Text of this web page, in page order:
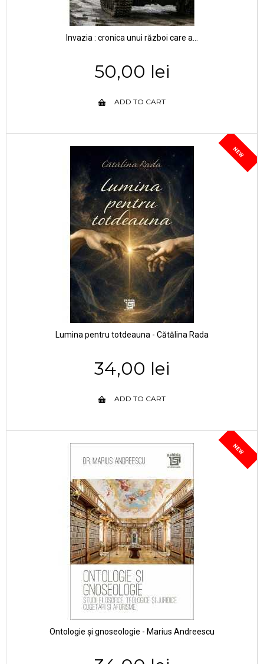
Invazia : cronica unui război care a...
50,00 lei
ADD TO CART
NEW
Lumina pentru totdeauna - Cătălina Rada
34,00 lei
ADD TO CART
NEW
Ontologie și gnoseologie - Marius Andreescu